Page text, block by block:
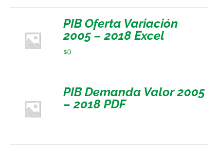
PIB Oferta Variación
2005 – 2018 Excel
$0
PIB Demanda Valor 2005
– 2018 PDF